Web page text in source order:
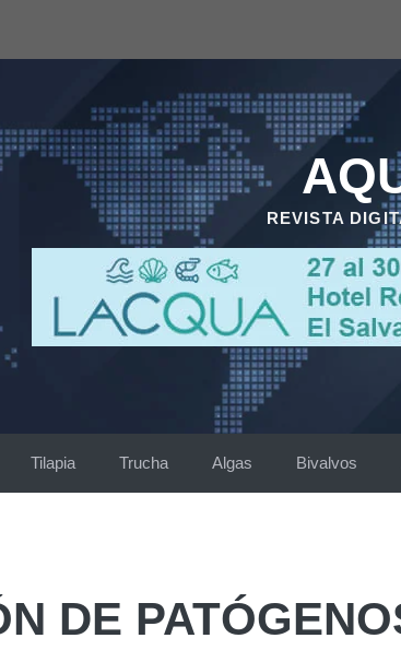
REVISTA
Tilapia Trucha Algas Bivalvos
DE